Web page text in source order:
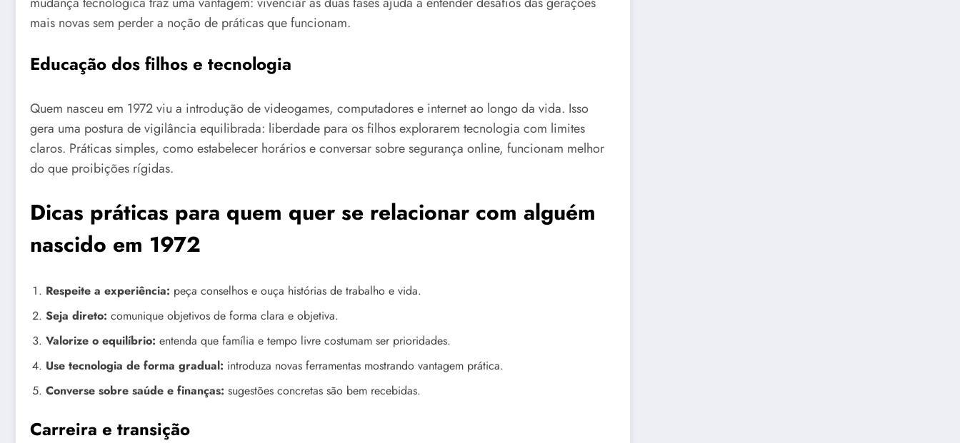
mais novas sem perder a noção de práticas que funcionam.
Educação dos filhos e tecnologia
Quem nasceu em 1972 viu a introdução de videogames, computadores e internet ao longo da vida. Isso
gera uma postura de vigilância equilibrada: liberdade para os filhos explorarem tecnologia com limites
claros. Práticas simples, como estabelecer horários e conversar sobre segurança online, funcionam melhor
do que proibições rígidas.
Dicas práticas para quem quer se relacionar com alguém
nascido em 1972
Respeite a experiência: peça conselhos e ouça histórias de trabalho e vida.
Seja direto: comunique objetivos de forma clara e objetiva.
Valorize o equilíbrio: entenda que família e tempo livre costumam ser prioridades.
Use tecnologia de forma gradual: introduza novas ferramentas mostrando vantagem prática.
Converse sobre saúde e finanças: sugestões concretas são bem recebidas.
Carreira e transição